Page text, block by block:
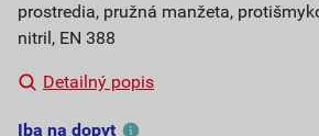
prostredia, pružná manžeta,
nitril, EN 388
Detailný popis
Iba na dopyt